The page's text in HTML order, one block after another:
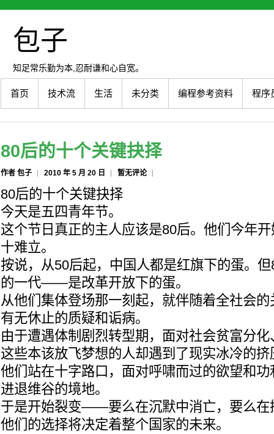
包子
知足常乐勤为本,忍耐谦和心自宽。
首页 技术流 生活 未分类 编程参考资料 程序
80后的十个关键抉择
作者 包子 2010 年 5 月 20 日 暂无评论
80后的十个关键抉择
今天是五四青年节。
这个节日真正的主人应该是80后。他们今年
十难立。
按说，从50后起，中国人都是红旗下的蛋。
的一代——是改革开放下的蛋。
从他们集体登场那一刻起，就伴随着全社会
有无休止的质疑和诟病。
由于遭遇体制剧烈转型期，面对社会贫富分
这些本该放飞梦想的人却遇到了现实冰冷的挤
他们站在十字路口，面对呼啸而过的欲望和
进退维谷的境地。
于是开始裂变——要么在沉默中消亡，要么在
他们的选择将决定着整个国家的未来。